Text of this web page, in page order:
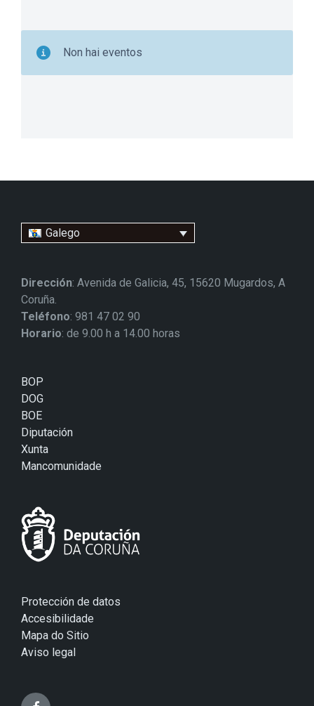
Non hai eventos
Galego
Dirección: Avenida de Galicia, 45, 15620 Mugardos, A
Coruña.
Teléfono: 981 47 02 90
Horario: de 9.00 h a 14.00 horas
BOP
DOG
BOE
Diputación
Xunta
Mancomunidade
Protección de datos
Accesibilidade
Mapa do Sitio
Aviso legal